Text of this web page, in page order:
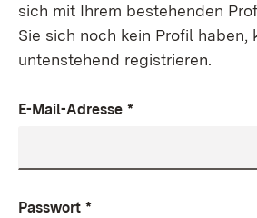
sich mit Ihrem bestehenden
Sie sich noch kein Profil haben,
untenstehend registrieren.
E-Mail-Adresse *
Passwort *